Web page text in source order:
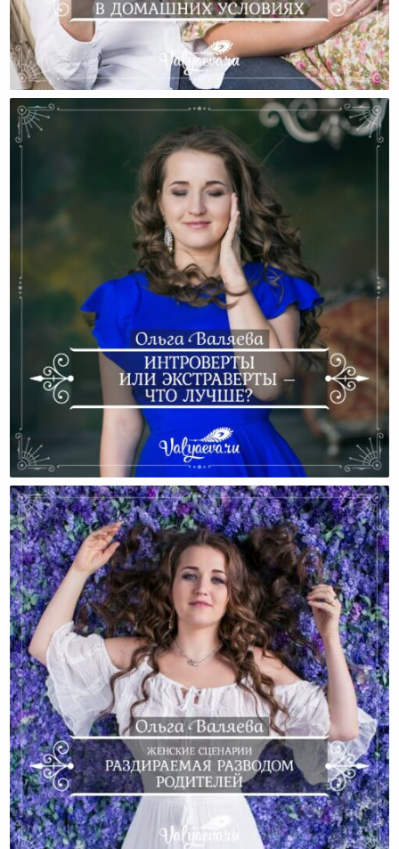
Как Взрастить Любовь К Себе В Домашних Условиях
Интроверты Или Экстраверты – Что Лучше?
Женские Сценарии. Раздираемая Разводом